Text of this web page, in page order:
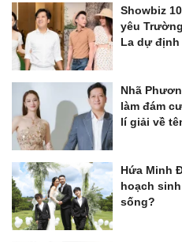
Showbiz
yêu
La dự
Nhã
làm đám
lí giải về
Hứa Minh
hoạch
sống?